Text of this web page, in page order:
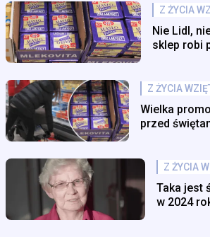
wysyła pisma do wszystkich, którzy
jest w korespondencji?
Z ŻYCIA
Nie Lidl,
sklep robi
Z ŻYCIA
Wielka
przed
Z ŻYCIA
Taka jest
w 2024